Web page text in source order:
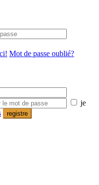
Mot de passe oublié?
je
registre